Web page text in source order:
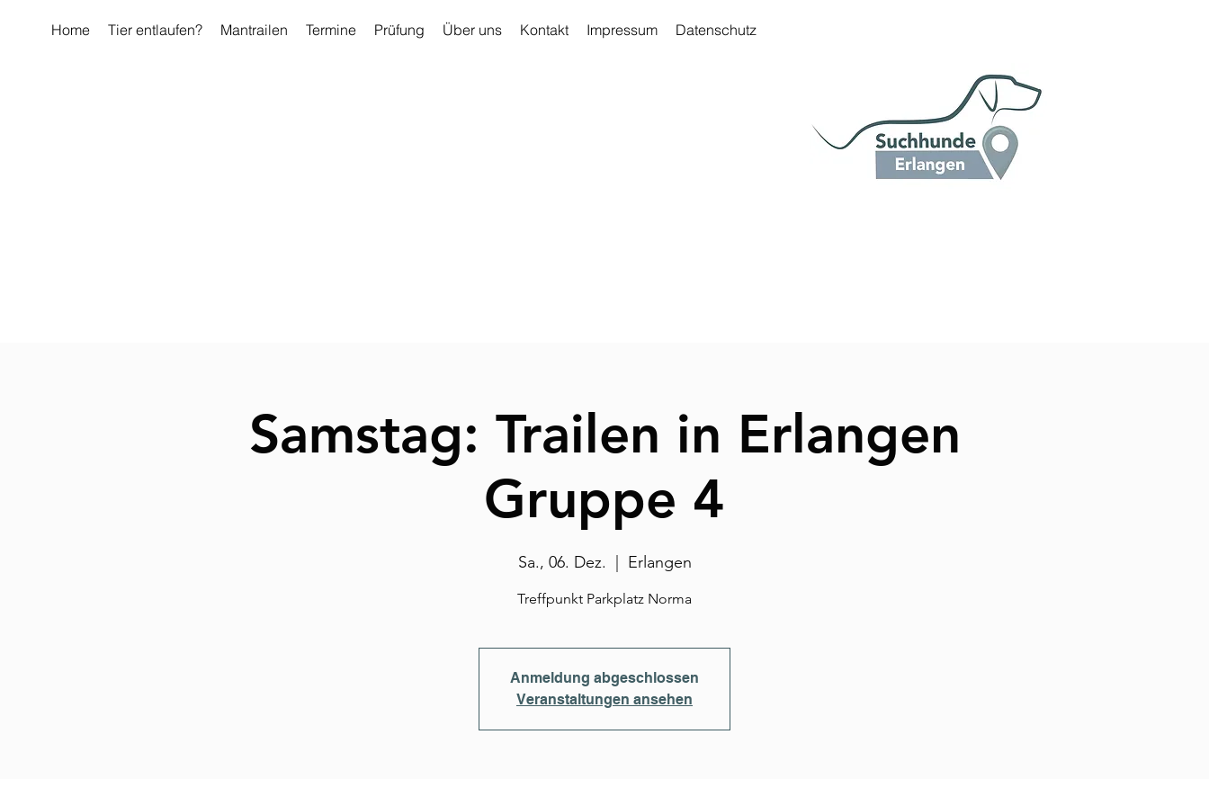
Home Tier entlaufen? Mantrailen Termine Prüfung Über uns Kontakt Impressum Datenschutz
Samstag: Trailen in Erlangen
Gruppe 4
Sa., 06. Dez. Erlangen
Treffpunkt Parkplatz Norma
Anmeldung abgeschlossen
Veranstaltungen ansehen